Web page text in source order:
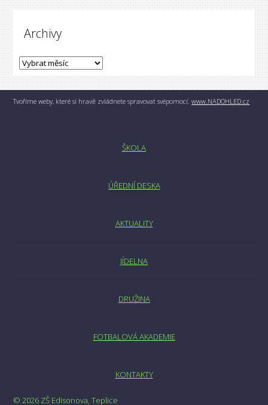
Archivy
Tvoříme weby, které si hravě zvládnete spravovat svépomocí.www.NADOHLED.cz
ŠKOLA
ÚŘEDNÍ DESKA
AKTUALITY
JÍDELNA
DRUŽINA
FOTBALOVÁ AKADEMIE
KONTAKTY
© 2026 ZŠ Edisonova, Teplice